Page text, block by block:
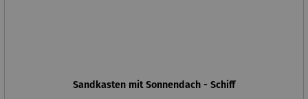
Sandkasten mit Sonnendach - Schiff